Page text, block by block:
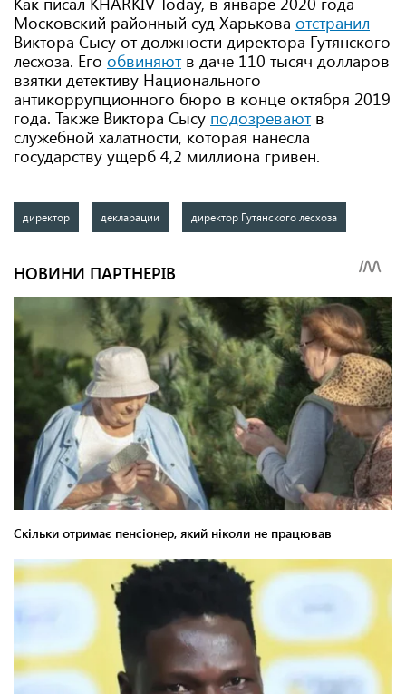
Московский районный суд Харькова отстранил
Виктора Сысу от должности директора Гутянского
лесхоза. Его обвиняютв даче 110 тысяч долларов
взятки детективу Национального
антикоррупционного бюро в конце октября 2019
года. Также Виктора Сысу подозреваютв
служебной халатности, которая нанесла
государству ущерб 4,2 миллиона гривен.
директор декларации директор Гутянского лесхоза